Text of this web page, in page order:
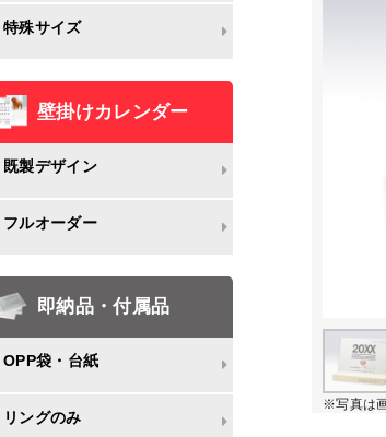
特殊サイズ
壁掛けカレンダー
既製デザイン
フルオーダー
即納品・付属品
OPP袋・台紙
リングのみ
※写真は